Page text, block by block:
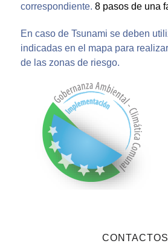
correspondiente. 8 pasos de una
En caso de Tsunami se deben
indicadas en el mapa para
de las zonas de riesgo.
CONTACTOS